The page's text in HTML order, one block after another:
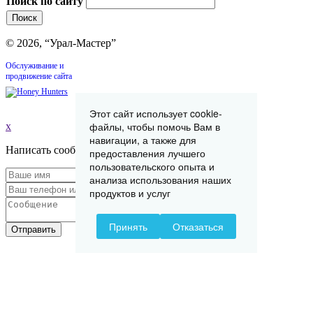
© 2026, “Урал-Мастер”
Обслуживание и
продвижение сайта
x
Написать сообщение
Отправить
Этот сайт использует cookie-
файлы, чтобы помочь Вам в
навигации, а также для
предоставления лучшего
пользовательского опыта и
анализа использования наших
продуктов и услуг
Принять Отказаться